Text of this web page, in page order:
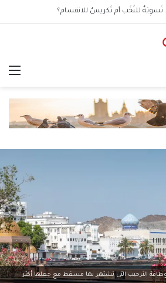
تَسوِيَةٌ للنُخَب أم تَكريسٌ للانقسام؟
الترحيب التي تشتهر بها مسقط مع جعلها أكثر